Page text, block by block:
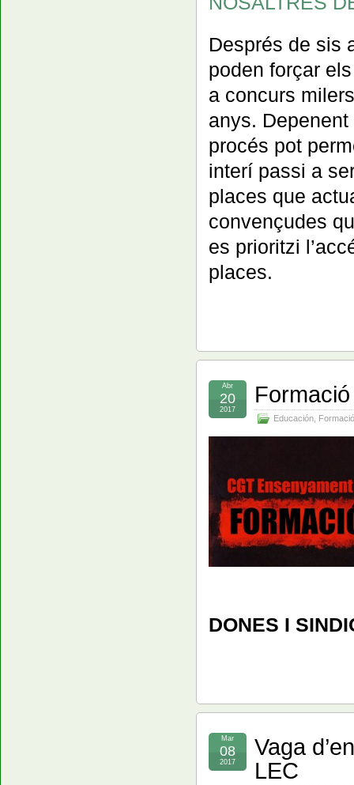
Després de sis
poden forçar
a concurs
anys.
procés pot
interí passi a
places que
convençudes
es prioritzi
places.
Educación
Abr
20
2017
DONES I
Vaga
LEC
Mar
08
2017